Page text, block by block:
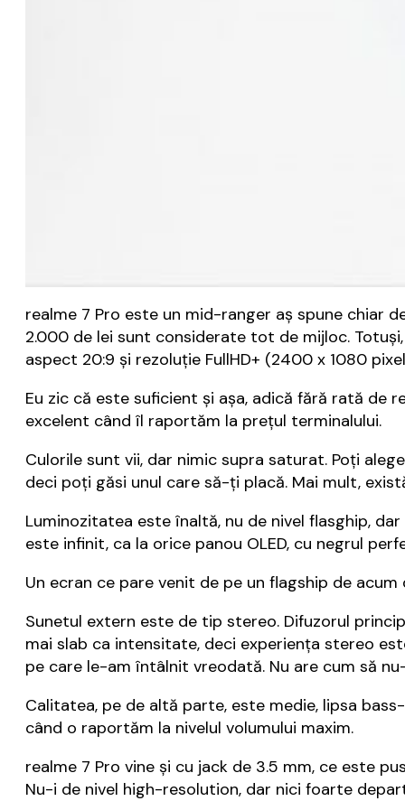
realme 7 Pro este un mid-ranger aș spune chiar
2.000 de lei sunt considerate tot de mijloc.
aspect 20:9 și rezoluție FullHD+ (2400 x 1080
Eu zic că este suficient și așa, adică fără rată de
excelent când îl raportăm la prețul terminalului.
Culorile sunt vii, dar nimic supra saturat. Poți
deci poți găsi unul care să-ți placă. Mai mult,
Luminozitatea este înaltă, nu de nivel flasghip,
este infinit, ca la orice panou OLED, cu negrul
Un ecran ce pare venit de pe un flagship de
Sunetul extern este de tip stereo. Difuzorul
mai slab ca intensitate, deci experiența stereo
pe care le-am întâlnit vreodată. Nu are cum să
Calitatea, pe de altă parte, este medie, lipsa
când o raportăm la nivelul volumului maxim.
realme 7 Pro vine și cu jack de 3.5 mm, ce este
Nu-i de nivel high-resolution, dar nici foarte